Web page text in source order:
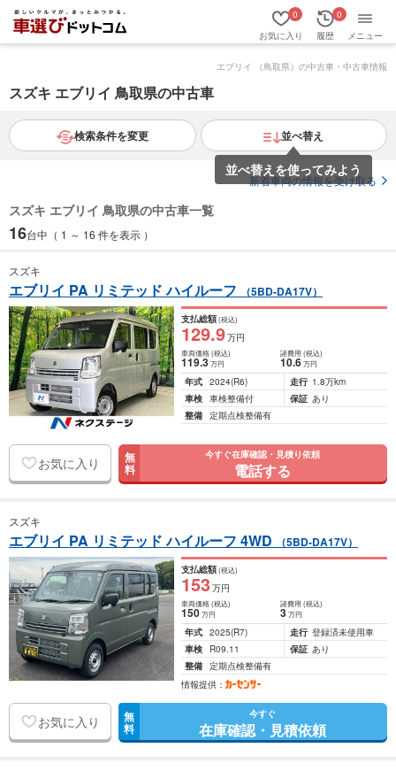
お気に入り
0
履歴
0
メニュー
エブリイ （鳥取県）の中古車・中古車情報
スズキ エブリイ 鳥取県の中古車
検索条件を変更 並べ替え
並べ替えを使ってみよう
新着車両の情報を受け取る
スズキ エブリイ 鳥取県の中古車一覧
16台中（ 1 ～ 16 件を表示 ）
スズキ
エブリイ PA リミテッド ハイルーフ （5BD-DA17V）
支払総額(税込)
129.9万円
車両価格(税込)
119.3万円
諸費用 (税込)
10.6 万円
年式 2024(R6) 走行 1.8万km
車検 車検整備付 保証 あり
整備 定期点検整備有
お気に入り 無
料
今すぐ在庫確認・見積り依頼
電話する
スズキ
エブリイ PA リミテッド ハイルーフ 4WD （5BD-DA17V）
支払総額(税込)
153万円
車両価格(税込)
150万円
諸費用 (税込)
3 万円
年式 2025(R7) 走行 登録済未使用車
車検
R09.11 保証 あり
整備 定期点検整備有
情報提供：
お気に入り 無
料
今すぐ
在庫確認・見積依頼